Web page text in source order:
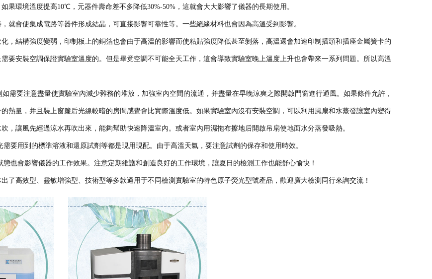
如果環境溫度提高10℃ ，元器件壽命差不多降低30%-50% ，這就會大大影響了儀器的長期使用。
就會使集成電路等器件形成結晶，可直接影響可靠性等。一些絕緣材料也會因為高溫受到影響。
，結構強度變弱，印制板上的銅箔也會由于高溫的影響而使粘貼強度降低甚至剝落，高溫還會加速印制插頭和插座金屬簧卡的
要安裝空調保證實驗室溫度的。但是畢竟空調不可能全天工作，這會導致實驗室晚上溫度上升也會帶來一系列問題。所以高溫
如需要注意盡量使實驗室內減少雜務的堆放，加強室內空間的流通，并盡量在早晚涼爽之際開啟門窗進行通風。 如果條件允許，
熱量，并且裝上窗簾后光線較暗的房間感覺會比實際溫度低。如果實驗室內沒有安裝空調，可以利用風扇和水蒸發讓室內變得
，讓風先經過涼水再吹出來，能夠幫助快速降溫室內。或者室內用濕拖布擦地后開啟吊扇使地面水分蒸發吸熱。
要用到的標準溶液和還原試劑等都是現用現配。由于高溫天氣，要注意試劑的保存和使用時效。
也會影響儀器的工作效果。注意定期維護和創造良好的工作環境，讓夏日的檢測工作也能舒心愉快！
了高效型、靈敏增強型、技術型等多款適用于不同檢測實驗室的特色原子熒光型號產品，歡迎廣大檢測同行來詢交流！